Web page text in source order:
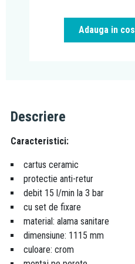
Adauga in cos
Descriere
Caracteristici:
cartus ceramic
protectie anti-retur
debit 15 l/min la 3 bar
cu set de fixare
material: alama sanitare
dimensiune: 1115 mm
culoare: crom